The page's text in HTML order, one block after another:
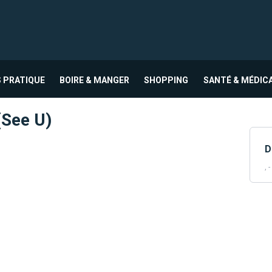
PRATIQUE BOIRE & MANGER SHOPPING SANTÉ &
U)
, -